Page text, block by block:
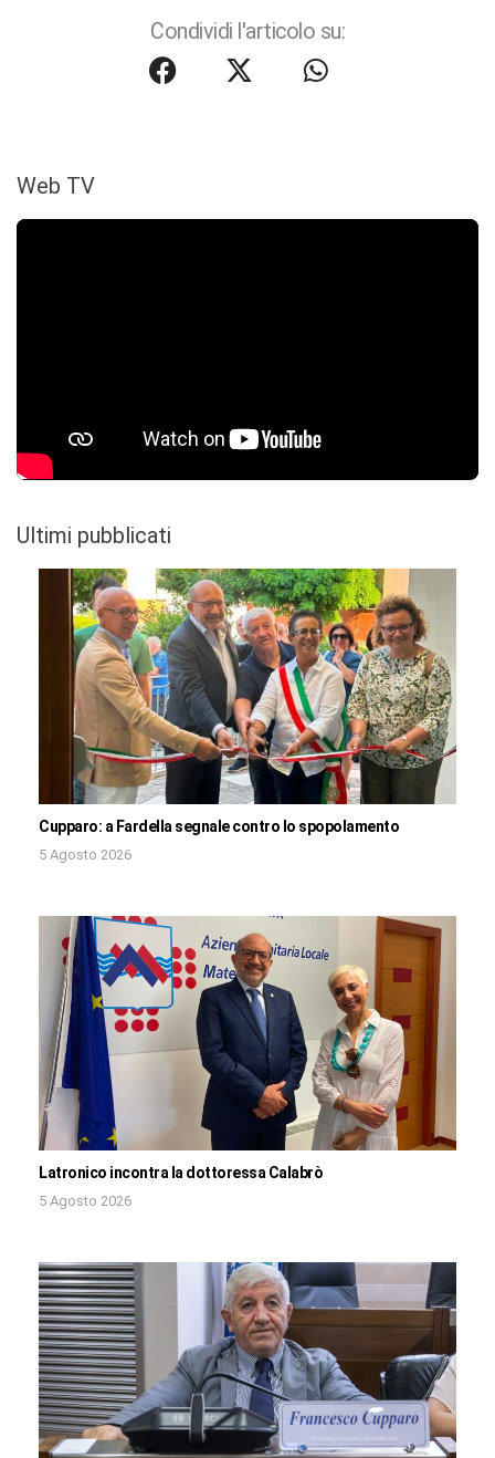
Condividi l'articolo su:
Web TV
Ultimi pubblicati
Cupparo: a Fardella segnale contro lo spopolamento
5 Agosto 2026
Latronico incontra la dottoressa Calabrò
5 Agosto 2026